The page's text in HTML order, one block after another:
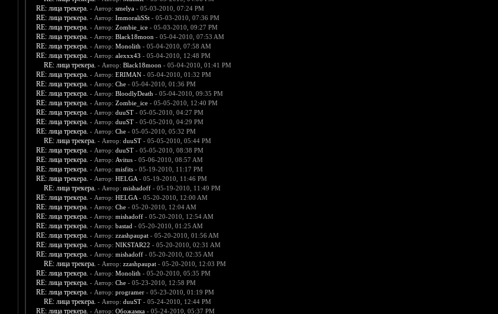
RE: лица трекера. - Автор: smelya- 05-03-2010, 07:24 PM
RE: лица трекера. - Автор: ImmoraliSSt- 05-03-2010, 07:36 PM
RE: лица трекера. - Автор: Zombie_ice- 05-03-2010, 09:27 PM
RE: лица трекера. - Автор: Black18moon - 05-04-2010, 07:53 AM
RE: лица трекера. - Автор: Monolith - 05-04-2010, 07:58 AM
RE: лица трекера. - Автор: alexxx43 - 05-04-2010, 12:48 PM
RE: лица трекера. - Автор: Black18moon - 05-04-2010, 01:41 PM
RE: лица трекера. - Автор: ERIMAN- 05-04-2010, 01:32 PM
RE: лица трекера. - Автор: Che- 05-04-2010, 01:36 PM
RE: лица трекера. - Автор: BloodlyDeath - 05-04-2010, 09:35 PM
RE: лица трекера. - Автор: Zombie_ice- 05-05-2010, 12:40 PM
RE: лица трекера. - Автор: duuST- 05-05-2010, 04:27 PM
RE: лица трекера. - Автор: duuST- 05-05-2010, 04:29 PM
RE: лица трекера. - Автор: Che- 05-05-2010, 05:32 PM
RE: лица трекера. - Автор: duuST- 05-05-2010, 05:44 PM
RE: лица трекера. - Автор: duuST- 05-05-2010, 08:38 PM
RE: лица трекера. - Автор: Avitus- 05-06-2010, 08:57 AM
RE: лица трекера. - Автор: misfits- 05-19-2010, 11:17 PM
RE: лица трекера. - Автор: HELGA- 05-19-2010, 11:46 PM
RE: лица трекера. - Автор: mishadoff- 05-19-2010, 11:49 PM
RE: лица трекера. - Автор: HELGA- 05-20-2010, 12:00 AM
RE: лица трекера. - Автор: Che- 05-20-2010, 12:04 AM
RE: лица трекера. - Автор: mishadoff- 05-20-2010, 12:54 AM
RE: лица трекера. - Автор: bastad - 05-20-2010, 01:25 AM
RE: лица трекера. - Автор: zzashpaupat- 05-20-2010, 01:56 AM
RE: лица трекера. - Автор: NIKSTAR22 - 05-20-2010, 02:31 AM
RE: лица трекера. - Автор: mishadoff- 05-20-2010, 02:35 AM
RE: лица трекера. - Автор: zzashpaupat- 05-20-2010, 12:03 PM
RE: лица трекера. - Автор: Monolith - 05-20-2010, 05:35 PM
RE: лица трекера. - Автор: Che- 05-23-2010, 12:58 PM
RE: лица трекера. - Автор: programer- 05-23-2010, 01:19 PM
RE: лица трекера. - Автор: duuST- 05-24-2010, 12:44 PM
RE: лица трекера. - Автор: Обожамка- 05-24-2010, 05:37 PM